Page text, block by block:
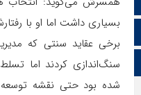
آپارات
اینستاگرام
بسیاری داشت اما او با
برخی عقاید سنتی که
سنگ‌اندازی کردند اما
شده بود حتی نقشه